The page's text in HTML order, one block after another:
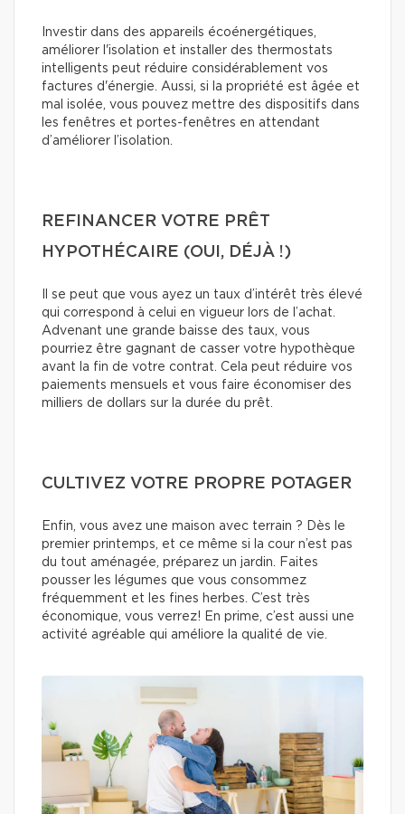
Investir dans des appareils écoénergétiques,
améliorer l'isolation et installer des thermostats
intelligents peut réduire considérablement vos
factures d'énergie. Aussi, si la propriété est âgée et
mal isolée, vous pouvez mettre des dispositifs dans
les fenêtres et portes-fenêtres en attendant
d’améliorer l’isolation.
REFINANCER VOTRE PRÊT
HYPOTHÉCAIRE (OUI, DÉJÀ !)
Il se peut que vous ayez un taux d’intérêt très élevé
qui correspond à celui en vigueur lors de l’achat.
Advenant une grande baisse des taux, vous
pourriez être gagnant de casser votre hypothèque
avant la fin de votre contrat. Cela peut réduire vos
paiements mensuels et vous faire économiser des
milliers de dollars sur la durée du prêt.
CULTIVEZ VOTRE PROPRE POTAGER
Enfin, vous avez une maison avec terrain ? Dès le
premier printemps, et ce même si la cour n’est pas
du tout aménagée, préparez un jardin. Faites
pousser les légumes que vous consommez
fréquemment et les fines herbes. C’est très
économique, vous verrez! En prime, c’est aussi une
activité agréable qui améliore la qualité de vie.